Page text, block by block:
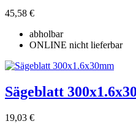
45,58 €
abholbar
ONLINE nicht lieferbar
Sägeblatt
19,03 €